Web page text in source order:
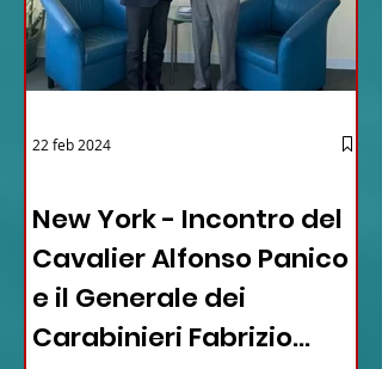
New York - Incontro del
Cavalier Alfonso Panico
e il Generale dei
Carabinieri Fabrizio
22 feb 2024